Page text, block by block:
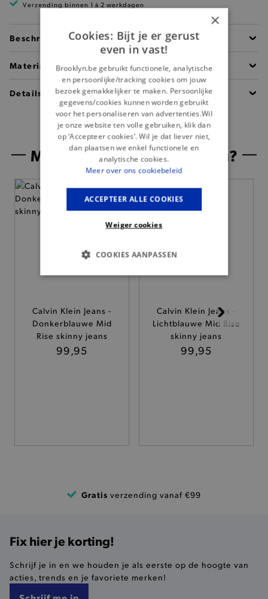
Verzending binnen 1 à 2 werkdagen
Beschrijving
Materiaal
Details
Misschien is dit iets voor jou?
Calvin Klein Jeans -
Donkerblauwe Mid
Rise skinny jeans
99,95
Calvin Klein Jeans -
Lichtblauwe Mid Rise
skinny jeans
99,95
Gratis verzending vanaf €99
Fix hier je korting!
Schrijf je in en we houden je als eerste op de hoogte van
acties, trends en je favoriete merken!
×
Cookies: Bijt je er gerust
even in vast!
Brooklyn.be gebruikt functionele, analytische
en persoonlijke/tracking cookies om jouw
bezoek gemakkelijker te maken. Persoonlijke
gegevens/cookies kunnen worden gebruikt
voor het personaliseren van advertenties.Wil
je onze website ten volle gebruiken, klik dan
op ‘Accepteer cookies’. Wil je dat liever niet,
dan plaatsen we enkel functionele en
analytische cookies.
Meer over ons cookiebeleid
ACCEPTEER ALLE COOKIES
Weiger cookies
COOKIES AANPASSEN
BASIS COOKIES
ANALYTISCHE
TARGETING
buikjes algemene bezoekersinformatie, maar
product-added-modal
selected-val